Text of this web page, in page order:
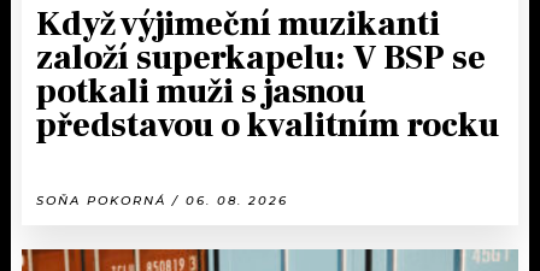
Když výjimeční muzikanti
založí superkapelu: V BSP se
potkali muži s jasnou
představou o kvalitním rocku
SOŇA POKORNÁ / 06. 08. 2026